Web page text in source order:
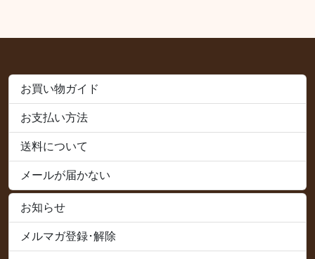
お買い物ガイド
お支払い方法
送料について
メールが届かない
お知らせ
メルマガ登録･解除